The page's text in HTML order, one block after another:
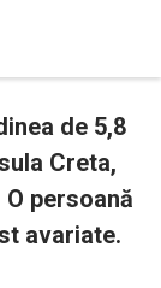
de 5,8
Creta,
persoană
avariate.